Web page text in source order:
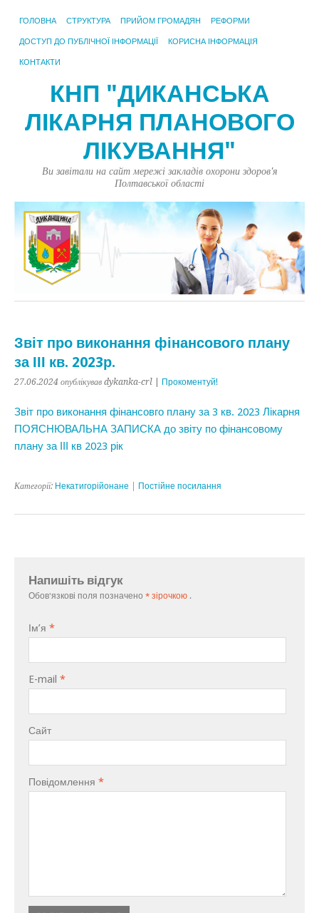
ГОЛОВНА СТРУКТУРА ПРИЙОМ ГРОМАДЯН РЕФОРМИ
ДОСТУП ДО ПУБЛІЧНОЇ ІНФОРМАЦІЇ КОРИСНА ІНФОРМАЦІЯ
КОНТАКТИ
КНП "ДИКАНСЬКА
ЛІКАРНЯ ПЛАНОВОГО
ЛІКУВАННЯ"
Ви завітали на сайт мережі закладів охорони здоров'я
Полтавської області
Звіт про виконання фінансового плану
за ІІІ кв. 2023р.
27.06.2024 опублікував dykanka-crl Прокоментуй!
Звіт про виконання фінансовго плану за 3 кв. 2023 Лікарня
ПОЯСНЮВАЛЬНА ЗАПИСКА до звіту по фінансовому
плану за ІІІ кв 2023 рік
Категорії: Некатигорійонане Постійне посилання
Напишіть відгук
Обов'язкові поля позначено * зірочкою .
Ім’я *
E-mail *
Сайт
Повідомлення *